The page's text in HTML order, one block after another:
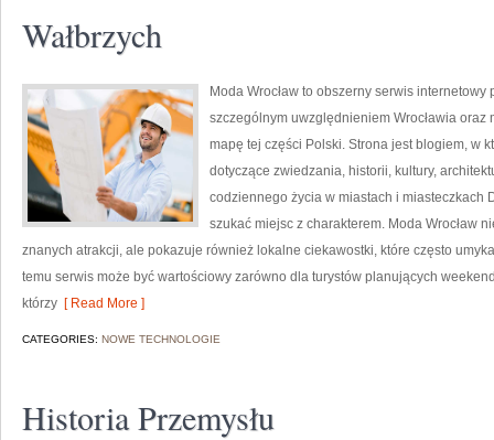
Wałbrzych
Moda Wrocław to obszerny serwis
szczególnym uwzględnieniem Wrocławia
mapę tej części Polski. Strona jest blogiem, w
dotyczące zwiedzania, historii, kultury,
codziennego życia w miastach i miasteczkach
szukać miejsc z charakterem. Moda Wrocław
znanych atrakcji, ale pokazuje również lokalne ciekawostki, które często
temu serwis może być wartościowy zarówno dla turystów planujących
którzy [ Read More ]
CATEGORIES: NOWE TECHNOLOGIE
Historia Przemysłu